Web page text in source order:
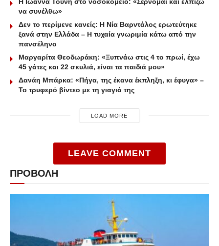
να συνέλθω»
Δεν το περίμενε κανείς: Η Νία Βαρντάλος ερωτεύτηκε
ξανά στην Ελλάδα – Η τυχαία γνωριμία κάτω από την
πανσέληνο
Μαργαρίτα Θεοδωράκη: «Ξυπνάω στις 4 το πρωί, έχω
45 γάτες και 22 σκυλιά, είναι τα παιδιά μου»
Δανάη Μπάρκα: «Πήγα, της έκανα έκπληξη, κι έφυγα» –
Το τρυφερό βίντεο με τη γιαγιά της
LOAD MORE
LEAVE COMMENT
ΠΡΟΒΟΛΗ